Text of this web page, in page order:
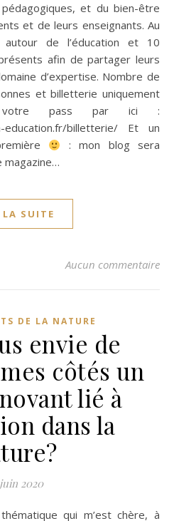
et du bien-être
et de leurs enseignants. Au
de l’éducation et 10
afin de partager leurs
d’expertise. Nombre de
et billetterie uniquement
votre pass par ici :
education.fr/billetterie/ Et un
: mon blog sera
magazine…
LA SUITE
Aucun commentaire
DE LA NATURE
envie de
côtés un
lié à
dans la
2020